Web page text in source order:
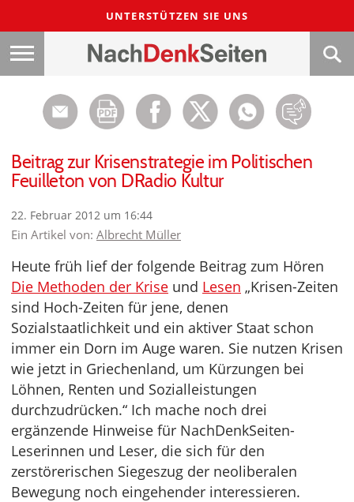
UNTERSTÜTZEN SIE UNS
Beitrag zur Krisenstrategie im Politischen
Feuilleton von DRadio Kultur
22. Februar 2012 um 16:44
Ein Artikel von: Albrecht Müller
Heute früh lief der folgende Beitrag zum Hören
Die Methoden der Krise und Lesen „Krisen-Zeiten
sind Hoch-Zeiten für jene, denen
Sozialstaatlichkeit und ein aktiver Staat schon
immer ein Dorn im Auge waren. Sie nutzen Krisen
wie jetzt in Griechenland, um Kürzungen bei
Löhnen, Renten und Sozialleistungen
durchzudrücken.“ Ich mache noch drei
ergänzende Hinweise für NachDenkSeiten-
Leserinnen und Leser, die sich für den
zerstörerischen Siegeszug der neoliberalen
Bewegung noch eingehender interessieren.